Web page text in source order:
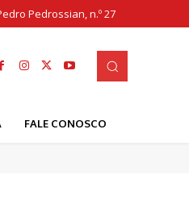
Pedrossian, n.º 27
FALE CONOSCO